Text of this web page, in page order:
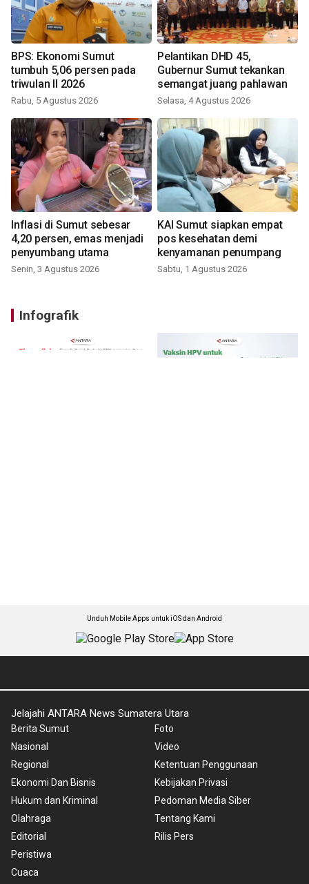
BPS: Ekonomi Sumut
tumbuh 5,06 persen pada
triwulan II 2026
Rabu, 5 Agustus 2026
Pelantikan DHD 45,
Gubernur Sumut tekankan
semangat juang pahlawan
Selasa, 4 Agustus 2026
Inflasi di Sumut sebesar
4,20 persen, emas menjadi
penyumbang utama
Senin, 3 Agustus 2026
KAI Sumut siapkan empat
pos kesehatan demi
kenyamanan penumpang
Sabtu, 1 Agustus 2026
Infografik
Unduh Mobile Apps untuk iOS dan Android
Jelajahi ANTARA News Sumatera Utara
Berita Sumut
Nasional
Regional
Ekonomi Dan Bisnis
Hukum dan Kriminal
Olahraga
Editorial
Peristiwa
Cuaca
Foto
Video
Ketentuan Penggunaan
Kebijakan Privasi
Pedoman Media Siber
Tentang Kami
Rilis Pers